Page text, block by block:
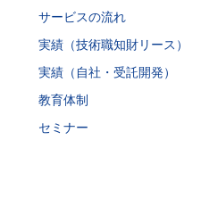
サービスの流れ
実績（技術職知財リース）
実績（自社・受託開発）
教育体制
セミナー